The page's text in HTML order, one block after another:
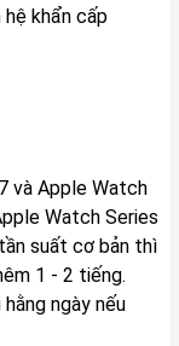
khẩn cấp
và Apple Watch
Watch Series
suất cơ bản thì
1 - 2 tiếng.
ngày nếu